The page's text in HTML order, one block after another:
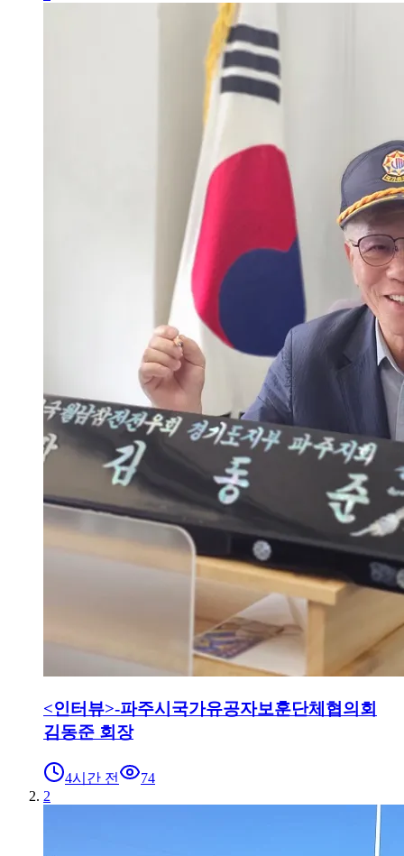
<인터뷰>-파주시국가유공자보훈단체협의회
김동준 회장
4시간 전
74
2